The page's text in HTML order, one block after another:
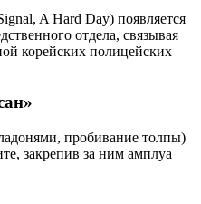
A Hard Day) появляется
отдела, связывая
корейских полицейских
пробивание толпы)
закрепив за ним амплуа